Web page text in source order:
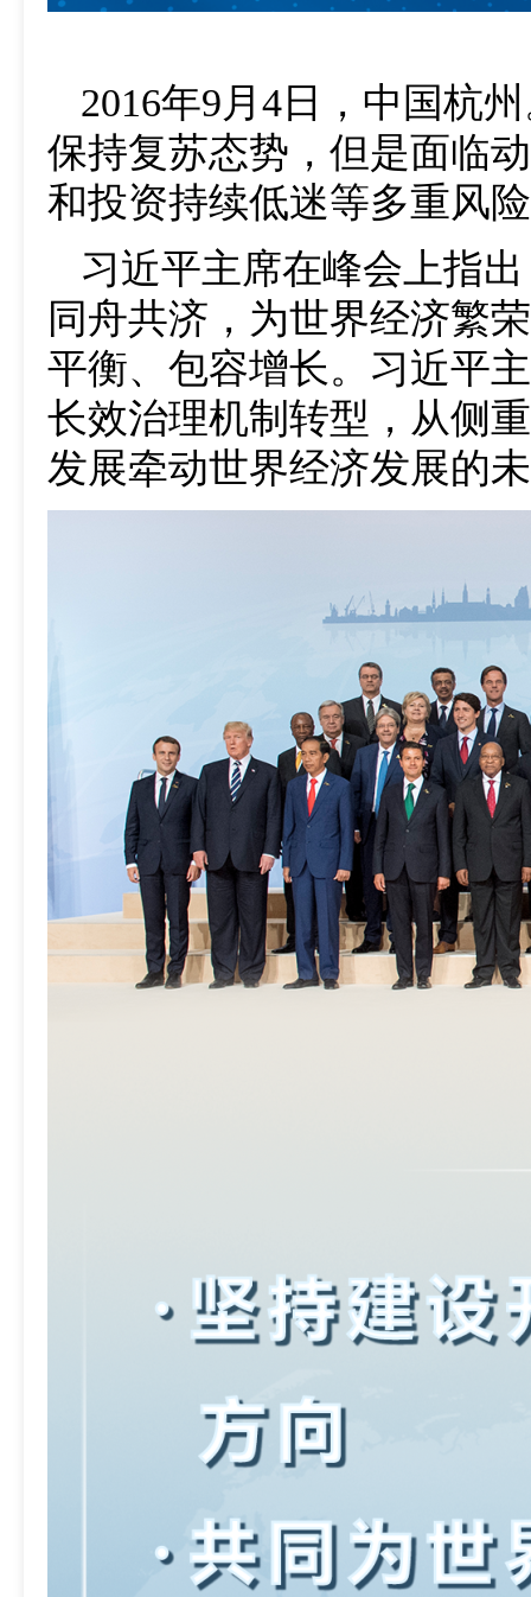
2016年9月4日，中国杭
保持复苏态势，但是面临
和投资持续低迷等多重风
习近平主席在峰会上指
同舟共济，为世界经济繁
平衡、包容增长。习近平
长效治理机制转型，从侧
发展牵动世界经济发展的